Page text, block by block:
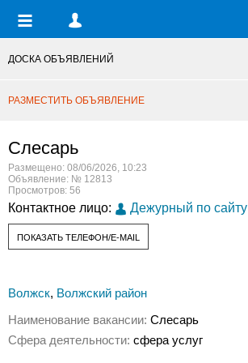
ДОСКА ОБЪЯВЛЕНИЙ
РАЗМЕСТИТЬ ОБЪЯВЛЕНИЕ
Слесарь
Размещено: 08/06/2026, 10:23
Объявление: № 12813
Просмотров: 56
Контактное лицо: Дежурный по сайту
ПОКАЗАТЬ ТЕЛЕФОН/E-MAIL
Волжск, Волжский район
Наименование вакансии: Слесарь
Сфера деятельности: сфера услуг